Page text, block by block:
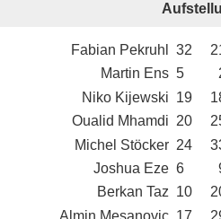
Fabian Pekruhl 32
Martin Ens 5
Niko Kijewski 19
Oualid Mhamdi 20
Michel Stöcker 24
Joshua Eze 6
Berkan Taz 10
Almin Mesanovic 17